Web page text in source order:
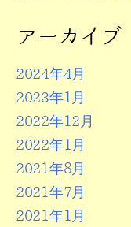
アーカイブ
2024年4月
2023年1月
2022年12月
2022年1月
2021年8月
2021年7月
2021年1月